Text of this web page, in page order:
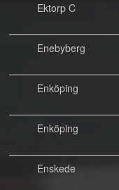
Ektorp C
Enebyberg
Enköping
Enköping
Enskede